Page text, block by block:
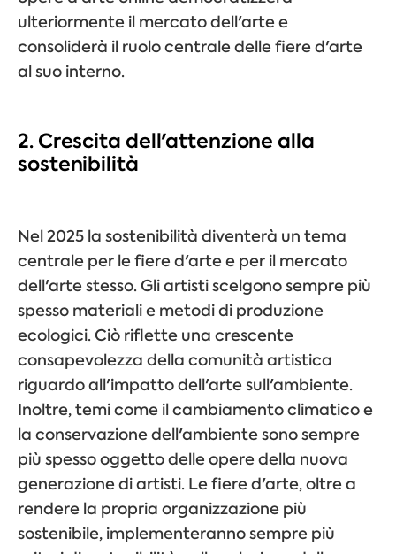
ulteriormente il mercato dell'arte e
consoliderà il ruolo centrale delle fiere d'arte
al suo interno.
2. Crescita dell'attenzione alla
sostenibilità
Nel 2025 la sostenibilità diventerà un tema
centrale per le fiere d'arte e per il mercato
dell'arte stesso. Gli artisti scelgono sempre più
spesso materiali e metodi di produzione
ecologici. Ciò riflette una crescente
consapevolezza della comunità artistica
riguardo all'impatto dell'arte sull'ambiente.
Inoltre, temi come il cambiamento climatico e
la conservazione dell'ambiente sono sempre
più spesso oggetto delle opere della nuova
generazione di artisti. Le fiere d'arte, oltre a
rendere la propria organizzazione più
sostenibile, implementeranno sempre più